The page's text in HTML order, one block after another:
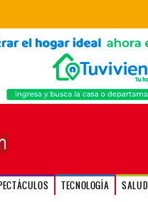
TECNOLOGÍA SALUD